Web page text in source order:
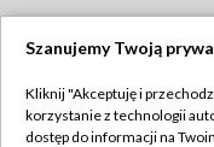
Szanujemy Twoją
Kliknij "Akceptuję i
korzystanie z technologii
dostęp do informacji na